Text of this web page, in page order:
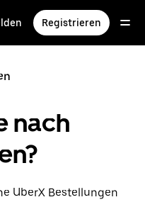
Registrieren
nach
UberX Bestellungen